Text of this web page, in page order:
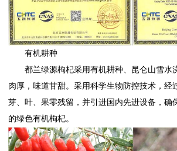
有机耕种
都兰绿源枸杞采用有机耕种、昆仑山雪水
肉厚，味道甘甜。采用科学生物防控技术，经
芽、叶、果零残留，并引进国内先进设备，确
的绿色有机枸杞。